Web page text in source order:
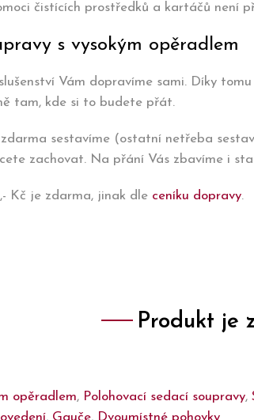
čistících prostředků a kartáčů není
s vysokým opěradlem
Vám dopravíme sami. Díky
tam, kde si to budete přát.
zdarma sestavíme (ostatní netřeba
zachovat. Na přání Vás zbavíme i
Kč je zdarma, jinak dle ceníku dopravy.
Produkt je
opěradlem, Polohovací sedací soupravy,
, Gauče, Dvoumístné pohovky